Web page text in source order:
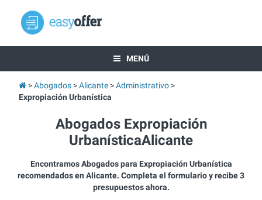
MENÚ
Abogados Alicante
Administrativo
Expropiación Urbanística
Abogados Expropiación
UrbanísticaAlicante
Encontramos Abogados para Expropiación Urbanística
recomendados en Alicante. Completa el formulario y recibe 3
presupuestos ahora.